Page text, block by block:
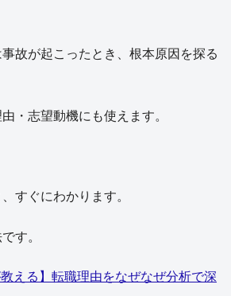
事故が起こったとき、根本原因を探る
・志望動機にも使えます。
すぐにわかります。
す。
える】転職理由をなぜなぜ分析で深